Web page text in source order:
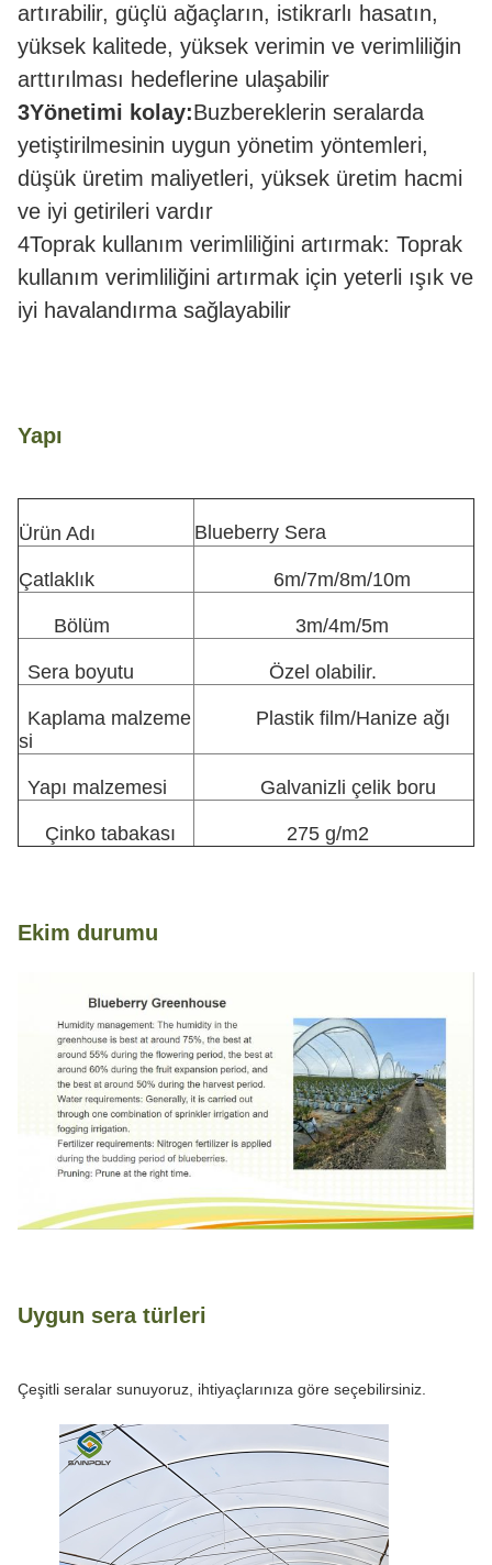
artırabilir, güçlü ağaçların, istikrarlı hasatın,
yüksek kalitede, yüksek verimin ve verimliliğin
arttırılması hedeflerine ulaşabilir
3Yönetimi kolay:Buzbereklerin seralarda
yetiştirilmesinin uygun yönetim yöntemleri,
düşük üretim maliyetleri, yüksek üretim hacmi
ve iyi getirileri vardır
4Toprak kullanım verimliliğini artırmak: Toprak
kullanım verimliliğini artırmak için yeterli ışık ve
iyi havalandırma sağlayabilir
Yapı
Ürün Adı Blueberry Sera
Çatlaklık 6m/7m/8m/10m
Bölüm 3m/4m/5m
Sera boyutu Özel olabilir.
Kaplama malzeme
si
Plastik film/Hanize ağı
Yapı malzemesi Galvanizli çelik boru
Çinko tabakası 275 g/m2
Ekim durumu
Uygun sera türleri
Çeşitli seralar sunuyoruz, ihtiyaçlarınıza göre seçebilirsiniz.